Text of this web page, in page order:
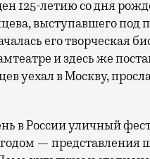
125-летию со дня
выступавшего
его творческая
и здесь же
уехал в Москву,
в России уличный
— представления